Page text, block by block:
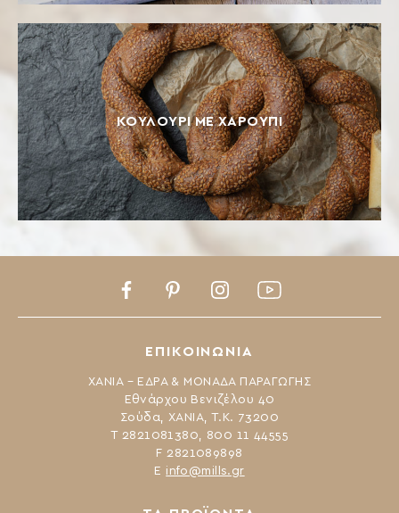
ΚΟΥΛΟΎΡΙ ΜΕ ΧΑΡΟΎΠΙ
ΕΠΙΚΟΙΝΩΝΙΑ
ΧΑΝΙΑ – ΕΔΡΑ & ΜΟΝΑΔΑ ΠΑΡΑΓΩΓΗΣ
Εθνάρχου Βενιζέλου 40
Σούδα, ΧΑΝΙΑ, Τ.Κ. 73200
Τ 2821081380, 800 11 44555
F 2821089898
Ε info@mills.gr
FacebookPinterestInstagramYoutube